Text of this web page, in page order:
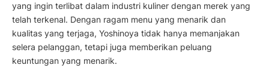
yang ingin terlibat dalam industri kuliner dengan merek yang
telah terkenal. Dengan ragam menu yang menarik dan
kualitas yang terjaga, Yoshinoya tidak hanya memanjakan
selera pelanggan, tetapi juga memberikan peluang
keuntungan yang menarik.